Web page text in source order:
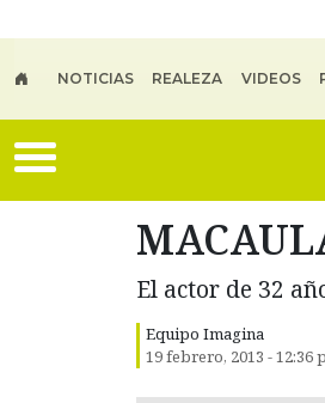
NOTICIAS REALEZA VIDEOS
El actor de 32
Equipo Imagina
19 febrero, 2013 - 12:36